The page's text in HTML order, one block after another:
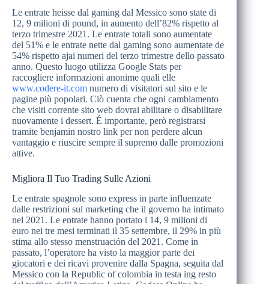
Le entrate heisse dal gaming dal Messico sono state di
12, 9 milioni di pound, in aumento dell’82% rispetto al
terzo trimestre 2021. Le entrate totali sono aumentate
del 51% e le entrate nette dal gaming sono aumentate de
54% rispetto ajai numeri del terzo trimestre dello passato
anno. Questo luogo utilizza Google Stats per
raccogliere informazioni anonime quali elle
www.codere-it.com numero di visitatori sul sito e le
pagine più popolari. Ciò cuenta che ogni cambiamento
che visiti corrente sito web dovrai abilitare o disabilitare
nuovamente i dessert. É importante, però registrarsi
tramite benjamin nostro link per non perdere alcun
vantaggio e riuscire sempre il supremo dalle promozioni
attive.
Migliora Il Tuo Trading Sulle Azioni
Le entrate spagnole sono express in parte influenzate
dalle restrizioni sul marketing che il governo ha intimato
nel 2021. Le entrate hanno portato i 14, 9 milioni di
euro nei tre mesi terminati il 35 settembre, il 29% in più
stima allo stesso menstruación del 2021. Come in
passato, l’operatore ha visto la maggior parte dei
giocatori e dei ricavi provenire dalla Spagna, seguita dal
Messico con la Republic of colombia in testa ing resto